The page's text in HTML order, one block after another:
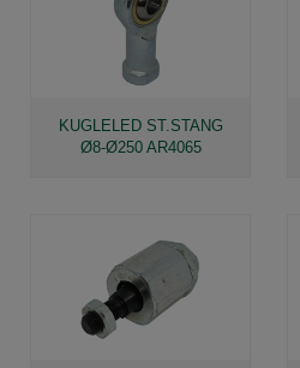
KUGLELED ST.STANG
Ø8-Ø250 AR4065